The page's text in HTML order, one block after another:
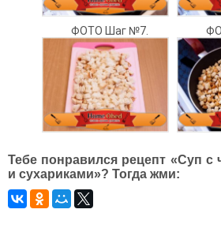
ФОТО Шаг №7.
Тебе понравился рецепт «Суп с
и сухариками»? Тогда жми: